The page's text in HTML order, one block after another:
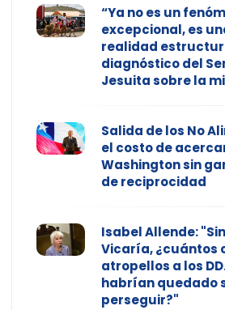
“Ya no es un
excepcional, es
realidad
diagnóstico del
Jesuita sobre la
Salida de los No
el costo de
Washington sin
de reciprocidad
Isabel Allende:
Vicaría, ¿cuántos
atropellos a los
habrían quedado
perseguir?"